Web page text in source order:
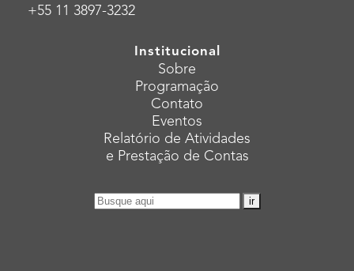
+55 11 3897-3232
Institucional
Sobre
Programação
Contato
Eventos
Relatório de Atividades
e Prestação de Contas
Pesquisar